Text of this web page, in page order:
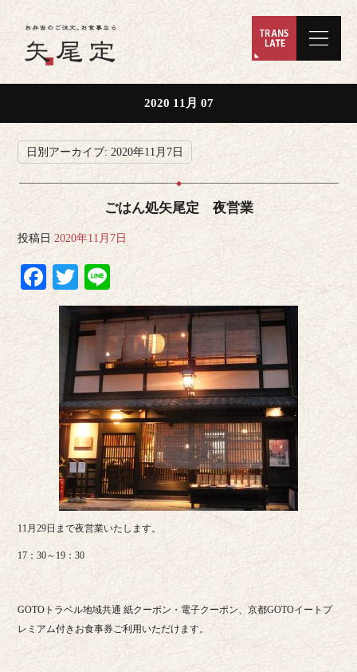
2020 11月 07
日別アーカイブ:2020年11月7日
ごはん処矢尾定 夜営業
投稿日 2020年11月7日
Facebook
Twitter
11月29日まで夜営業いたします。
17：30～19：30
GOTOトラベル地域共通 紙クーポン・電子クーポン、京都GOTOイートプ
レミアム付きお食事券ご利用いただけます。